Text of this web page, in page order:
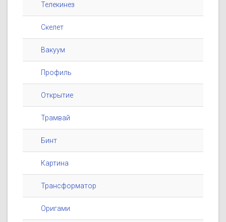
Телекинез
Скелет
Вакуум
Профиль
Открытие
Трамвай
Бинт
Картина
Трансформатор
Оригами